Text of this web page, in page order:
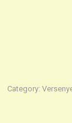
Category: